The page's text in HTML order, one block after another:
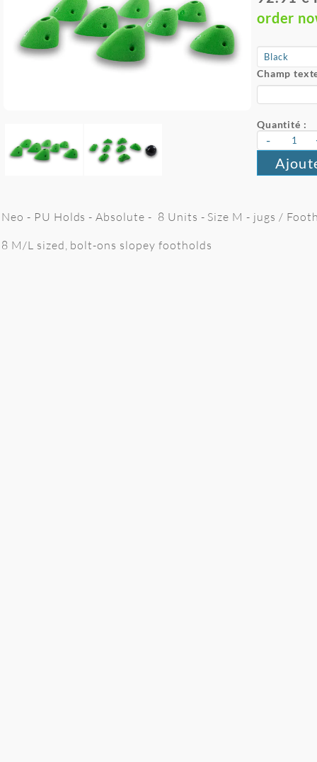
order
Champ
Quantité :
-
Neo - PU Holds - Absolute - 8 Units - Size M - jugs /
8 M/L sized, bolt-ons slopey footholds